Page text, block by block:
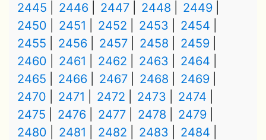
2445
2446 2447 2448
2449
2450
2451 2452 2453
2454
2455
2456 2457 2458
2459
2460
2461 2462 2463
2464
2465
2466 2467 2468
2469
2470
2471 2472 2473
2474
2475
2476 2477 2478
2479
2480
2481 2482 2483
2484